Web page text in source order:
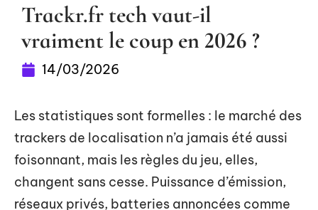
Trackr.fr tech vaut-il
vraiment le coup en 2026 ?
14/03/2026
Les statistiques sont formelles : le marché des
trackers de localisation n’a jamais été aussi
foisonnant, mais les règles du jeu, elles,
changent sans cesse. Puissance d’émission,
réseaux privés, batteries annoncées comme